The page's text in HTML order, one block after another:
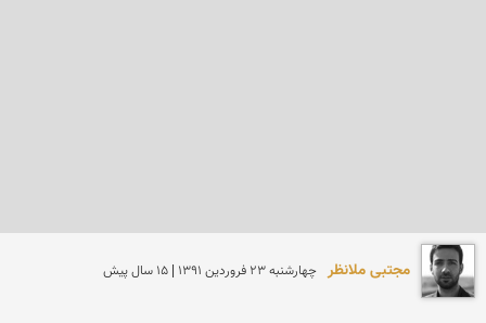
مجتبی ملانظر چهارشنبه 23 فروردين 1391 | 15 سال پیش